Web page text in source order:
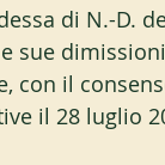
di N.-D.
sue
con il
il 28 luglio